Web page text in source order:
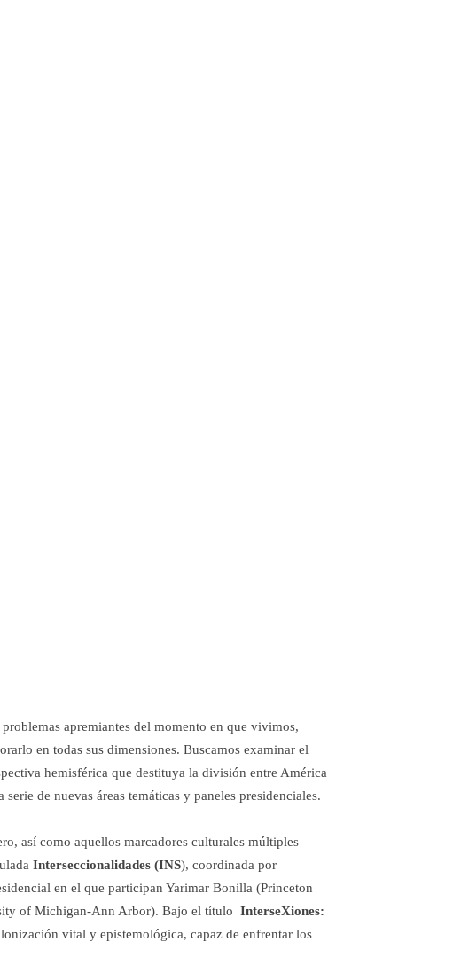
apremiantes del momento en que vivimos,
en todas sus dimensiones. Buscamos examinar el
hemisférica que destituya la división entre América
de nuevas áreas temáticas y paneles presidenciales.
así como aquellos marcadores culturales múltiples –
Interseccionalidades (INS), coordinada por
en el que participan Yarimar Bonilla (Princeton
of Michigan-Ann Arbor). Bajo el título InterseXiones:
vital y epistemológica, capaz de enfrentar los